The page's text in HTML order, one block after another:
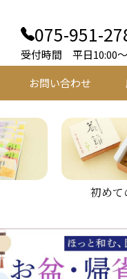
075-951-
受付時間 平日10:00
お問い合わせ
初めて